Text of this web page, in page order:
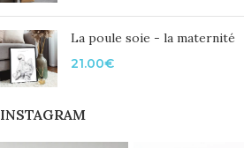
La poule soie - la maternité
21.00€
INSTAGRAM